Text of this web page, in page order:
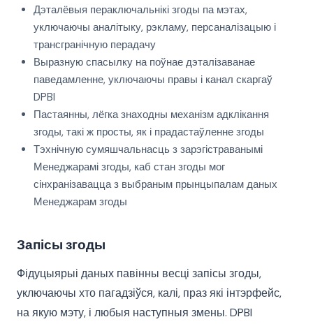
Дэталёвыя пераключальнікі згоды па мэтах,
уключаючы аналітыку, рэкламу, персаналізацыю і
трансгранічную перадачу
Выразную спасылку на поўнае дэталізаванае
паведамленне, уключаючы правы і канал скаргаў
DPBI
Пастаянны, лёгка знаходны механізм адклікання
згоды, такі ж просты, як і прадастаўленне згоды
Тэхнічную сумяшчальнасць з зарэгістраванымі
Менеджарамі згоды, каб стан згоды мог
сінхранізавацца з выбраным прынцыпалам даных
Менеджарам згоды
Запісы згоды
Фідуцыярыі даных павінны весці запісы згоды,
уключаючы хто пагадзіўся, калі, праз які інтэрфейс,
на якую мэту, і любыя наступныя змены. DPBI